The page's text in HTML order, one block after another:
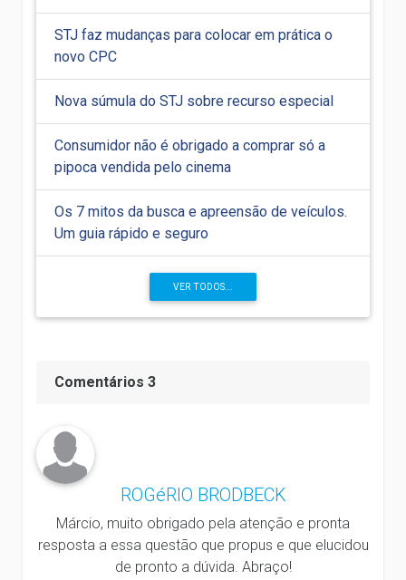
STJ faz mudanças para colocar em prática o
novo CPC
Nova súmula do STJ sobre recurso especial
Consumidor não é obrigado a comprar só a
pipoca vendida pelo cinema
Os 7 mitos da busca e apreensão de veículos.
Um guia rápido e seguro
VER TODOS...
Comentários 3
ROGéRIO BRODBECK
Márcio, muito obrigado pela atenção e pronta
resposta a essa questão que propus e que elucidou
de pronto a dúvida. Abraço!